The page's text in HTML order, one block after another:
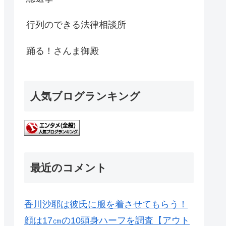
行列のできる法律相談所
踊る！さんま御殿
人気ブログランキング
最近のコメント
香川沙耶は彼氏に服を着させてもらう！
顔は17㎝の10頭身ハーフを調査【アウト